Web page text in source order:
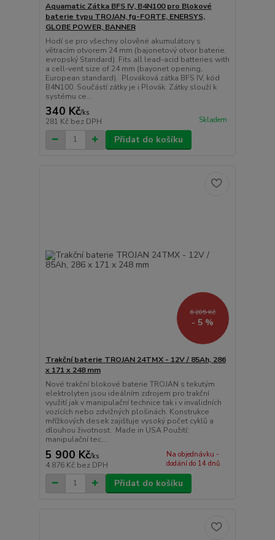
Aquamatic Zátka BFS IV, B4N100 pro Blokové
baterie typu TROJAN, fg-FORTE, ENERSYS,
GLOBE POWER, BANNER
Hodí se pro všechny olověné akumulátory s
větracím otvorem 24 mm (bajonetový otvor baterie,
evropský Standard). Fits all lead-acid batteries with
a cell-vent size of 24 mm (bayonet opening,
European standard). Plováková zátka BFS IV, kód
B4N100. Součástí zátky je i Plovák. Zátky slouží k
systému ce...
340 Kč/ks
281 Kč bez DPH Skladem
Přidat do košíku
6 205 Kč
- 5 %
Trakční baterie TROJAN 24TMX - 12V / 85Ah, 286
x 171 x 248 mm
Nové trakční blokové baterie TROJAN s tekutým
elektrolyten jsou ideálním zdrojem pro trakční
využití jak v manipulační technice tak i v invalidních
vozících nebo zdvižných plošinách. Konstrukce
mřížkových desek zajišťuje vysoký počet cyklů a
dlouhou životnost. Made in USA Použití:
manipulační tec...
5 900 Kč/ks
4 876 Kč bez DPH
Na objednávku -
dodání do 14 dnů
Přidat do košíku